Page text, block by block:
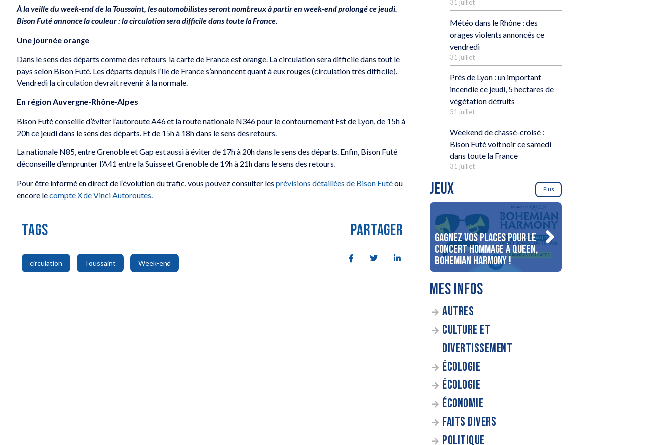
À la veille du week-end de la Toussaint, les automobilistes seront nombreux à partir en week-end prolongé ce jeudi.
Bison Futé annonce la couleur : la circulation sera difficile dans toute la France.
Une journée orange
Dans le sens des départs comme des retours, la carte de France est orange. La circulation sera difficile dans tout le
pays selon Bison Futé. Les départs depuis l’Ile de France s’annoncent quant à eux rouges (circulation très difficile).
Vendredi la circulation devrait revenir à la normale.
En région Auvergne-Rhône-Alpes
Bison Futé conseille d’éviter l’autoroute A46 et la route nationale N346 pour le contournement Est de Lyon, de 15h à
20h ce jeudi dans le sens des départs. Et de 15h à 18h dans le sens des retours.
La nationale N85, entre Grenoble et Gap est aussi à éviter de 17h à 20h dans le sens des départs. Enfin, Bison Futé
déconseille d’emprunter l’A41 entre la Suisse et Grenoble de 19h à 21h dans le sens des retours.
Pour être informé en direct de l’évolution du trafic, vous pouvez consulter lesprévisions détaillées de Bison Futéou
encore lecompte X de Vinci Autoroutes
TAGS
circulation
,
Toussaint
,
Week-end
PARTAGER
31 juillet
Météo dans le Rhône : des
orages violents annoncés ce
vendredi
31 juillet
Près de Lyon : un important
incendie ce jeudi, 5 hectares de
végétation détruits
31 juillet
Weekend de chassé-croisé :
Bison Futé voit noir ce samedi
dans toute la France
31 juillet
JEUX Plus
Gagnez vos places pour le
concert Hommage à Queen,
Bohemian Harmony !
MES INFOS
AUTRES
CULTURE ET
DIVERTISSEMENT
ÉCOLOGIE
ÉCOLOGIE
ÉCONOMIE
FAITS DIVERS
POLITIQUE